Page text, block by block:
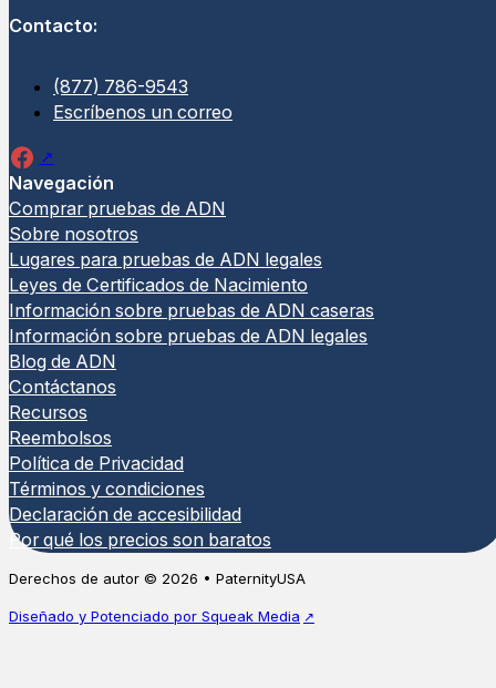
Contacto:
(877) 786-9543
Escríbenos un correo
Navegación
Comprar pruebas de ADN
Sobre nosotros
Lugares para pruebas de ADN legales
Leyes de Certificados de Nacimiento
Información sobre pruebas de ADN caseras
Información sobre pruebas de ADN legales
Blog de ADN
Contáctanos
Recursos
Reembolsos
Política de Privacidad
Términos y condiciones
Declaración de accesibilidad
Por qué los precios son baratos
Derechos de autor © 2026 • PaternityUSA
Diseñado y Potenciado por Squeak Media